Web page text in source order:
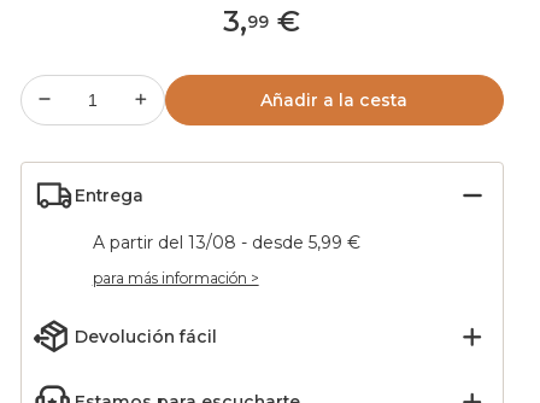
3,99 €
Añadir a la cesta
Entrega
A partir del 13/08 - desde 5,99 €
para más información >
Devolución fácil